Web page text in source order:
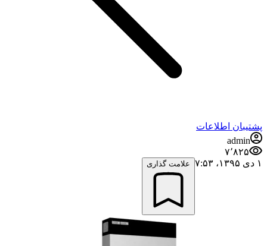
پشتیبان اطلاعات
admin
۷٬۸۲۵
۱ دی ۱۳۹۵،‏ ۷:۵۳
علامت گذاری